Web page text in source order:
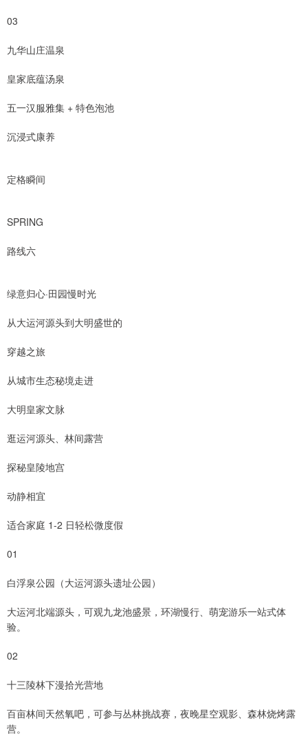
03
九华山庄温泉
皇家底蕴汤泉
五一汉服雅集 + 特色泡池
沉浸式康养
定格瞬间
SPRING
路线六
绿意归心·田园慢时光
从大运河源头到大明盛世的
穿越之旅
从城市生态秘境走进
大明皇家文脉
逛运河源头、林间露营
探秘皇陵地宫
动静相宜
适合家庭 1-2 日轻松微度假
01
白浮泉公园（大运河源头遗址公园）
大运河北端源头，可观九龙池盛景，环湖慢行、萌宠游乐一站式体
验。
02
十三陵林下漫拾光营地
百亩林间天然氧吧，可参与丛林挑战赛，夜晚星空观影、森林烧烤露
营。